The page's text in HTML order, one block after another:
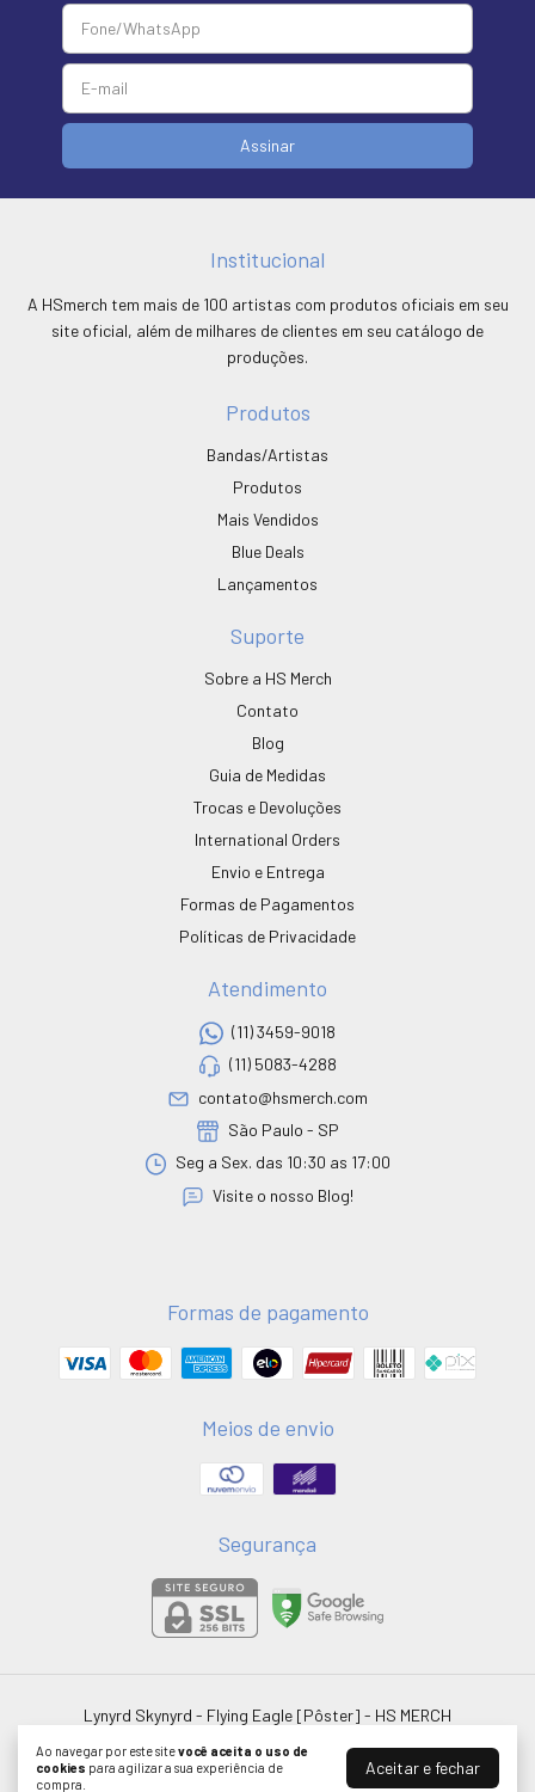
Ao navegar por este sitevocê aceita o uso de
cookies para agilizar a sua experiência de
compra.
Aceitar e fechar
Institucional
A HSmerch tem mais de 100 artistas com produtos oficiais em seu
site oficial, além de milhares de clientes em seu catálogo de
produções.
Produtos
Bandas/Artistas
Produtos
Mais Vendidos
Blue Deals
Lançamentos
Suporte
Sobre a HS Merch
Contato
Blog
Guia de Medidas
Trocas e Devoluções
International Orders
Envio e Entrega
Formas de Pagamentos
Políticas de Privacidade
Atendimento
(11) 3459-9018
(11) 5083-4288
contato@hsmerch.com
São Paulo - SP
Seg a Sex. das 10:30 as 17:00
Visite o nosso Blog!
Formas de pagamento
Meios de envio
Segurança
Lynyrd Skynyrd - Flying Eagle [Pôster] - HS MERCH